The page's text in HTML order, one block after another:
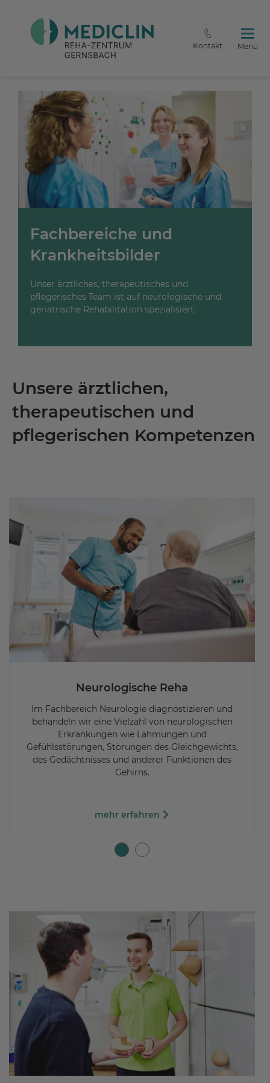
Kontakt Menü
Fachbereiche und
Krankheitsbilder
Unser ärztliches, therapeutisches und
pflegerisches Team ist auf neurologische und
geriatrische Rehabilitation spezialisiert.
Unsere ärztlichen,
therapeutischen und
pflegerischen Kompetenzen
Neurologische Reha
Im Fachbereich Neurologie diagnostizieren und
behandeln wir eine Vielzahl von neurologischen
Erkrankungen wie Lähmungen und
Gefühlsstörungen, Störungen des Gleichgewichts,
des Gedächtnisses und anderer Funktionen des
Gehirns.
mehr erfahren